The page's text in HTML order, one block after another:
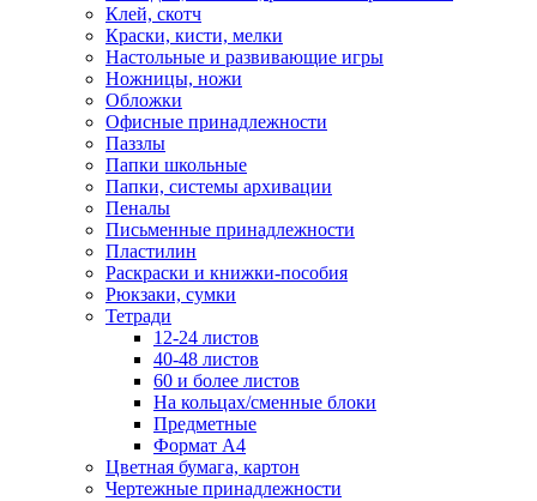
Клей, скотч
Краски, кисти, мелки
Настольные и развивающие игры
Ножницы, ножи
Обложки
Офисные принадлежности
Паззлы
Папки школьные
Папки, системы архивации
Пеналы
Письменные принадлежности
Пластилин
Раскраски и книжки-пособия
Рюкзаки, сумки
Тетради
12-24 листов
40-48 листов
60 и более листов
На кольцах/сменные блоки
Предметные
Формат А4
Цветная бумага, картон
Чертежные принадлежности